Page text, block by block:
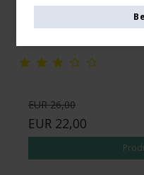
Siehe die Größentabelle
EUR 26,00
EUR 22,00